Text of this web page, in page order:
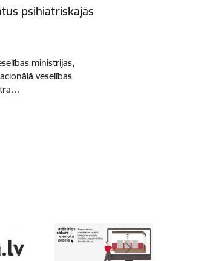
psihiatriskajās
ministrijas,
veselības